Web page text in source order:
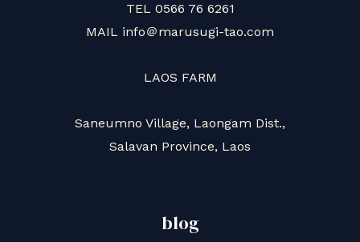
TEL 0566 76 6261
MAIL info＠marusugi-tao.com
LAOS FARM
Saneumno Village, Laongam Dist.,
Salavan Province, Laos
blog